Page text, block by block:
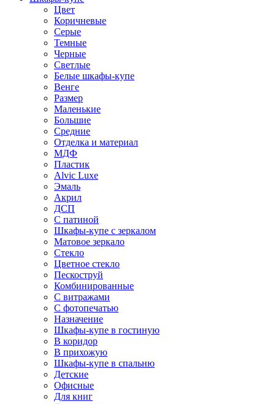
Цвет
Коричневые
Серые
Темные
Черные
Светлые
Белые шкафы-купе
Венге
Размер
Маленькие
Большие
Средние
Отделка и материал
МДФ
Пластик
Alvic Luxe
Эмаль
Акрил
ДСП
С патиной
Шкафы-купе с зеркалом
Матовое зеркало
Стекло
Цветное стекло
Пескоструй
Комбинированные
С витражами
С фотопечатью
Назначение
Шкафы-купе в гостиную
В коридор
В прихожую
Шкафы-купе в спальню
Детские
Офисные
Для книг